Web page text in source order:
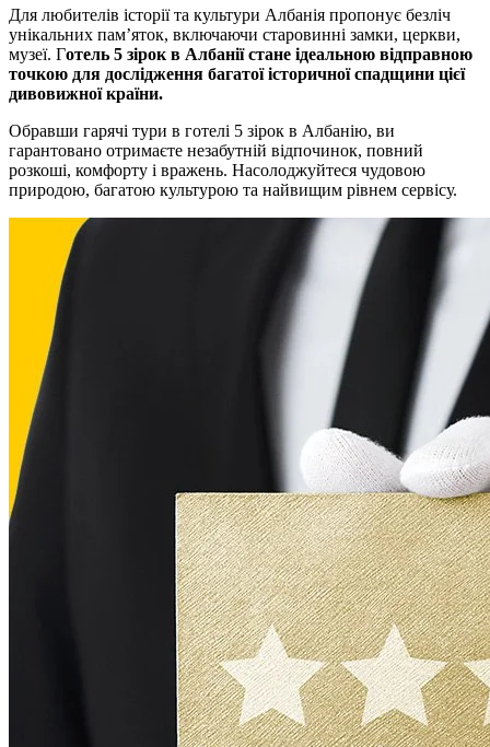
Для любителів історії та культури Албанія пропонує безліч
унікальних пам’яток, включаючи старовинні замки, церкви,
музеї. Готель 5 зірок в Албанії стане ідеальною відправною
точкою для дослідження багатої історичної спадщини цієї
дивовижної країни.
Обравши гарячі тури в готелі 5 зірок в Албанію, ви
гарантовано отримаєте незабутній відпочинок, повний
розкоші, комфорту і вражень. Насолоджуйтеся чудовою
природою, багатою культурою та найвищим рівнем сервісу.